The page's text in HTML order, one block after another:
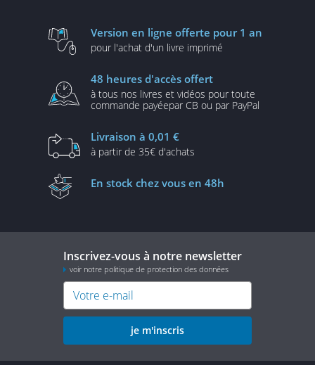
Version en ligne offerte pour 1 an
pour l'achat d'un livre imprimé
48 heures d'accès offert
à tous nos livres et vidéos pour toute
commande payéepar CB ou par PayPal
Livraison à 0,01 €
à partir de 35€ d'achats
En stock chez vous en 48h
Inscrivez-vous à notre newsletter
voir notre politique de protection des données
je m'inscris